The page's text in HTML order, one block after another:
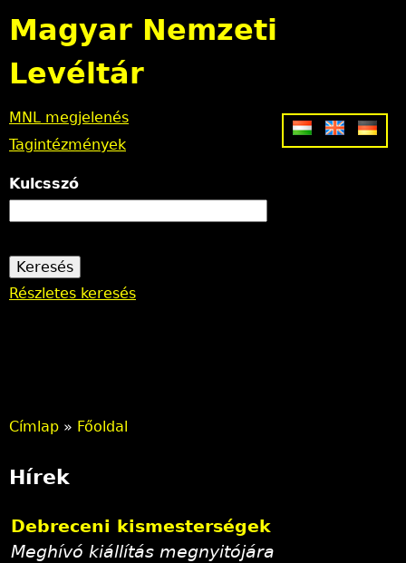
Jump to navigation
Magyar Nemzeti
Levéltár
Kulcsszó
Részletes keresés
MNL megjelenés
Tagintézmények
e
l
e
Címlap » Főoldal
Hírek
Debreceni kismesterségek
Meghívó kiállítás megnyitójára